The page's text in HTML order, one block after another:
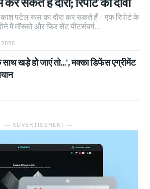
पटेल रूस का दौरा कर सकते हैं। एक रिपोर्ट के
में मॉस्को और फिर सेंट पीटर्सबर्ग...
2026
खड़े हो जाएं तो…’, मक्का डिफेंस एग्रीमेंट
― ADVERTISEMENT ―